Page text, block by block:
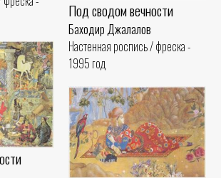
Под сводом вечности
Баходир Джалалов
Настенная роспись / фреска -
1995 год